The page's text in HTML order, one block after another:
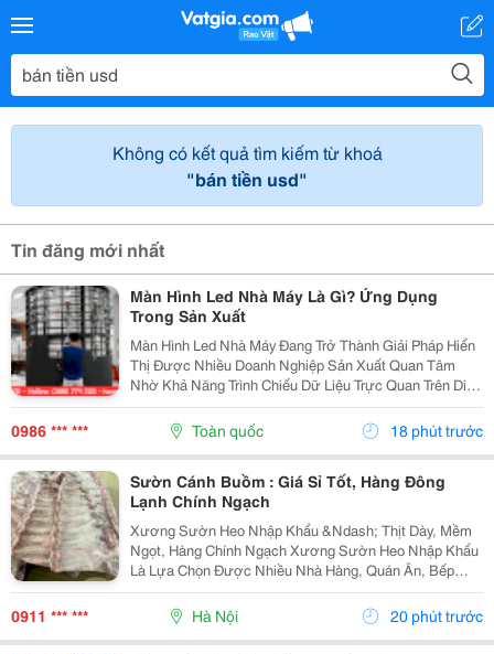
Không có kết quả tìm kiếm từ khoá
"bán tiền usd"
Tin đăng mới nhất
Màn Hình Led Nhà Máy Là Gì? Ứng Dụng
Trong Sản Xuất
Màn Hình Led Nhà Máy Đang Trở Thành Giải Pháp Hiển
Thị Được Nhiều Doanh Nghiệp Sản Xuất Quan Tâm
Nhờ Khả Năng Trình Chiếu Dữ Liệu Trực Quan Trên Diện
Tích Lớn. Không Chỉ Phục Vụ Nhu Cầu Trình Chiếu Hình
Ảnh, Màn Hình Led Còn Có Thể Hỗ Trợ Theo Dõi Và...
0986 *** *** Toàn quốc 18 phút trước
Sườn Cánh Buồm : Giá Sỉ Tốt, Hàng Đông
Lạnh Chính Ngạch
Xương Sườn Heo Nhập Khẩu &Ndash; Thịt Dày, Mềm
Ngọt, Hàng Chính Ngạch Xương Sườn Heo Nhập Khẩu
Là Lựa Chọn Được Nhiều Nhà Hàng, Quán Ăn, Bếp
Công Nghiệp Và Gia Đình Ưa Chuộng Nhờ Phần Thịt
Dày, Mềm Ngọt, Xương Nhỏ Và Hương Vị Thơm Ngon
Tự Nhiên ....
0911 *** *** Hà Nội 20 phút trước